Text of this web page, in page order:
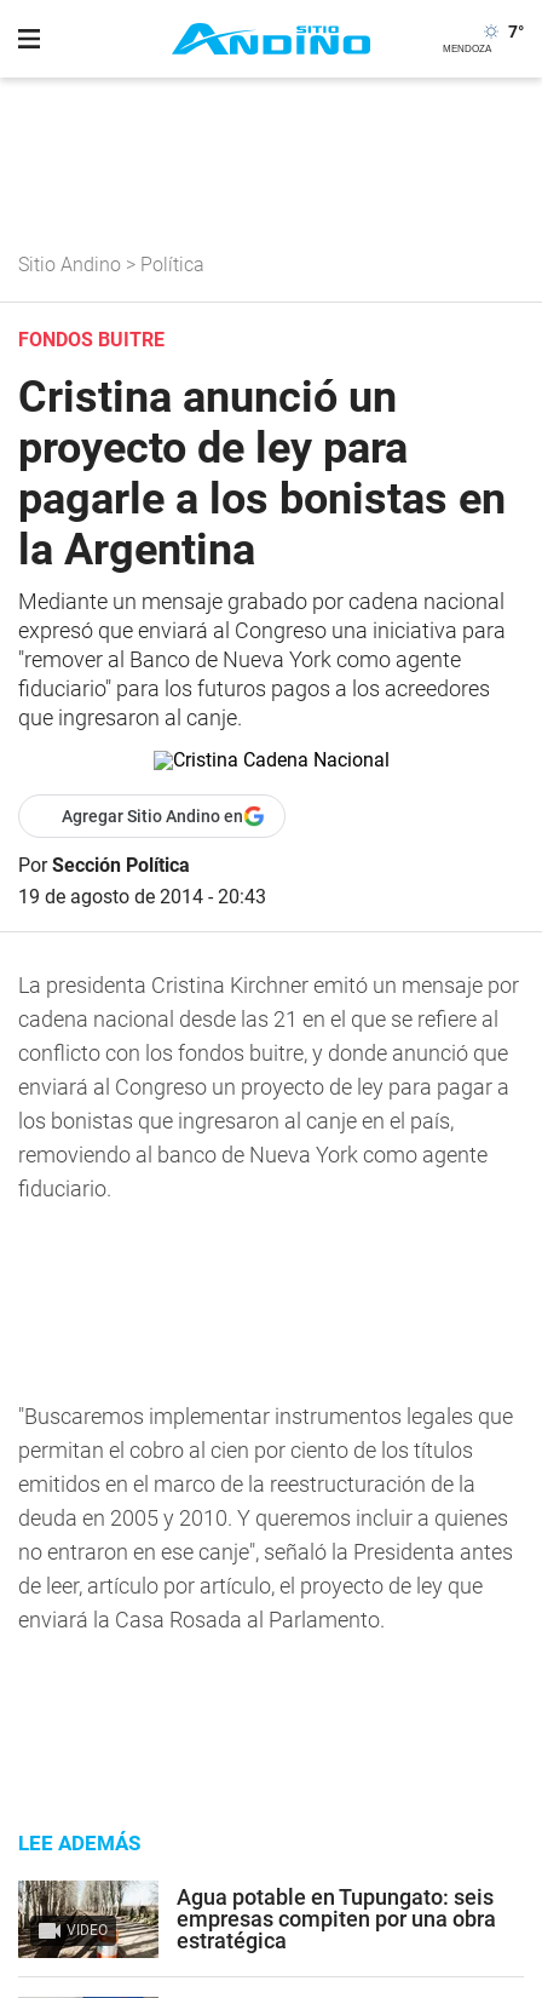
7°
Sitio Andino > Política
FONDOS BUITRE
Cristina anunció un
proyecto de ley para
pagarle a los bonistas en
la Argentina
Mediante un mensaje grabado por cadena nacional
expresó que enviará al Congreso una iniciativa para
"remover al Banco de Nueva York como agente
fiduciario" para los futuros pagos a los acreedores
que ingresaron al canje.
Agregar Sitio Andino en
PorSección Política
19 de agosto de 2014 - 20:43
La presidenta Cristina Kirchner emitó un mensaje por
cadena nacional desde las 21 en el que se refiere al
conflicto con los fondos buitre, y donde anunció que
enviará al Congreso un proyecto de ley para pagar a
los bonistas que ingresaron al canje en el país,
removiendo al banco de Nueva York como agente
fiduciario.
"Buscaremos implementar instrumentos legales que
permitan el cobro al cien por ciento de los títulos
emitidos en el marco de la reestructuración de la
deuda en 2005 y 2010. Y queremos incluir a quienes
no entraron en ese canje", señaló la Presidenta antes
de leer, artículo por artículo, el proyecto de ley que
enviará la Casa Rosada al Parlamento.
LEE ADEMÁS
VIDEO
Agua potable en Tupungato: seis
empresas compiten por una obra
estratégica